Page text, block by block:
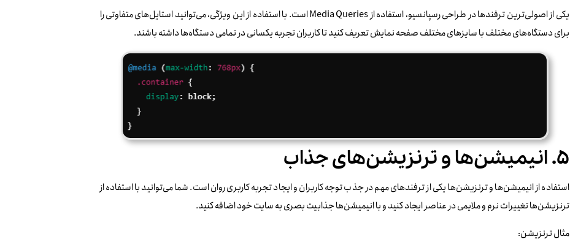
یکی از اصولی‌ترین ترفندها در طراحی رسپانسیو، استفاده از Media Queries است. با استفاده از این ویژگی، می‌توانید استایل‌های متفاوتی را
برای دستگاه‌های مختلف با سایزهای مختلف صفحه نمایش تعریف کنید تا کاربران تجربه یکسانی در تمامی دستگاه‌ها داشته باشند.
۵. انیمیشن‌ها و ترنزیشن‌های جذاب
استفاده از انیمیشن‌ها و ترنزیشن‌ها یکی از ترفندهای مهم در جذب توجه کاربران و ایجاد تجربه کاربری روان است. شما می‌توانید با استفاده از
ترنزیشن‌ها تغییرات نرم و ملایمی در عناصر ایجاد کنید و با انیمیشن‌ها جذابیت بصری به سایت خود اضافه کنید.
مثال ترنزیشن: